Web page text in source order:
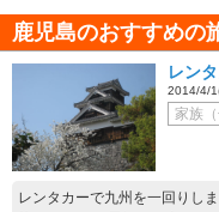
鹿児島のおすすめの
レン
2014/4/
家族（
レンタカーで九州を一回りし